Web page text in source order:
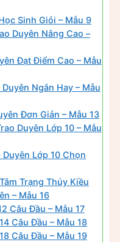
Sinh Giỏi – Mẫu 9
Duyên Nâng Cao –
Đạt Điểm Cao – Mẫu
Ngắn Hay – Mẫu
Đơn Giản – Mẫu 13
Duyên Lớp 10 – Mẫu
Lớp 10 Chọn
Trạng Thúy Kiều
– Mẫu 16
Câu Đầu – Mẫu 17
Câu Đầu – Mẫu 18
Câu Đầu – Mẫu 19